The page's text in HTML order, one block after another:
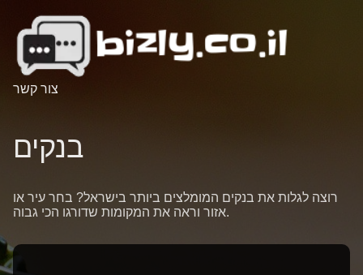
צור קשר
בנקים
רוצה לגלות את בנקים המומלצים ביותר בישראל? בחר עיר או
אזור וראה את המקומות שדורגו הכי גבוה.